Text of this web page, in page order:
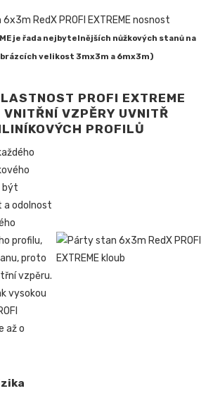
je řada nejbytelnějších nůžkových stanů na
velikost 3mx3m a 6mx3m)
PROFI EXTREME
VNITŘNÍ VZPĚRY UVNITŘ
PROFILŮ
být
odolnost
profilu,
proto
vzpěru.
vysokou
až o